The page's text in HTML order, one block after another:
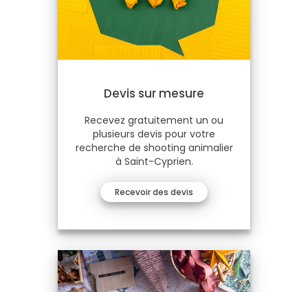
Devis sur mesure
Recevez gratuitement un ou
plusieurs devis pour votre
recherche de shooting animalier
à Saint-Cyprien.
Recevoir des devis